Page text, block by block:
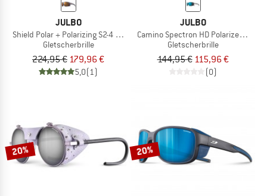
JULBO
Shield Polar + Polarizing S2-4 (VLT 5-20%)
Gletscherbrille
224,95 € 179,96 €
5,0(1)
JULBO
Camino Spectron HD Polarized S3
Gletscherbrille
144,95 € 115,96 €
(0)
20% 20%